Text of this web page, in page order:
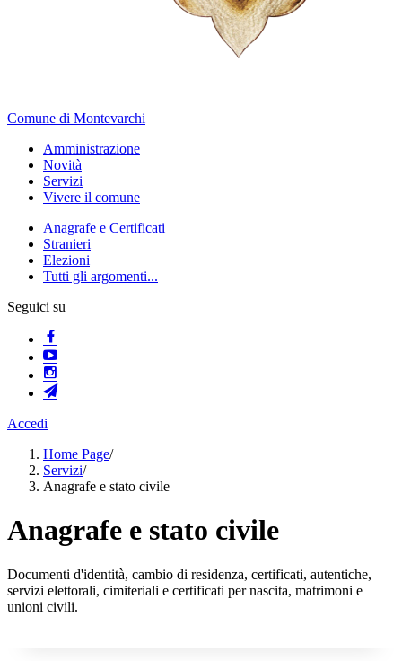
Comune di Montevarchi
Amministrazione
Novità
Servizi
Vivere il comune
Anagrafe e Certificati
Stranieri
Elezioni
Tutti gli argomenti...
Seguici su
Accedi
Home Page/
Servizi/
Anagrafe e stato civile
Anagrafe e stato civile
Documenti d'identità, cambio di residenza, certificati, autentiche,
servizi elettorali, cimiteriali e certificati per nascita, matrimoni e
unioni civili.